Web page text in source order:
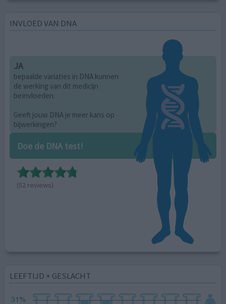
INVLOED VAN DNA
JA
bepaalde variaties in DNA kunnen
de werking van dit medicijn
beïnvloeden.
Geeft jouw DNA je meer kans op
bijwerkingen?
Doe de DNA test!
(52 reviews)
LEEFTIJD + GESLACHT